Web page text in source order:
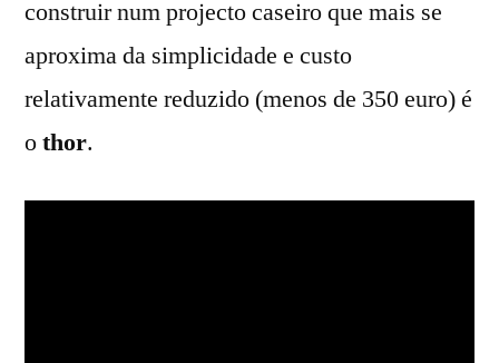
construir num projecto caseiro que mais se
aproxima da simplicidade e custo
relativamente reduzido (menos de 350 euro) é
othor.